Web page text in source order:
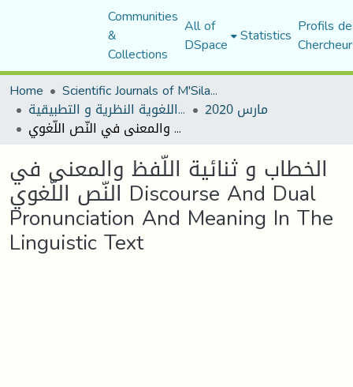
Communities
&
Collections
All of
DSpace Statistics Profils
Home
Scientific Journals of M'Sila University
مجلة المقرى للدراسات اللغوية النظرية و التطبيقية مارس 2020
الخطاب و ثنائية اللّفظ والمعنى في النّص اللّغوي Discourse And Dual Pronunciation And Meaning In The Linguistic Text
الخطاب و ثنائية اللّفظ والمعنى في
النّص اللّغوي Discourse And Dual
Pronunciation And Meaning In The
Linguistic Text